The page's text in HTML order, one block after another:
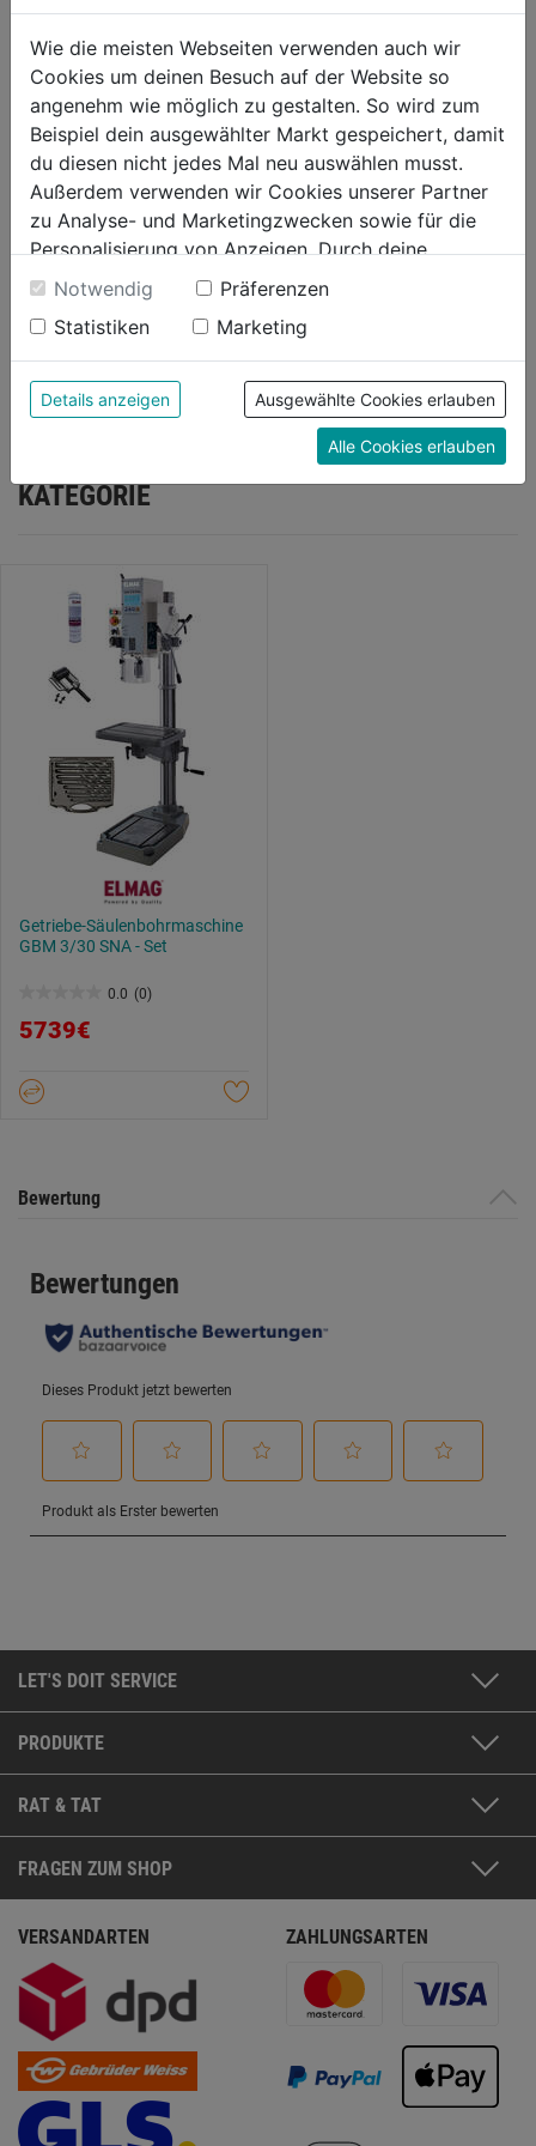
Bohrtiefenskala und -anschlag,
Leichtgängiger, präziser
Kreuztisch mit T-Nuten und
Kühlmittelrinne, Integriertes
Kühlmittelsystem mit Rücklauf,
Tank im Maschinensockel, Not-
Aus-Taster /
Nullspannungsauslöser
Produktinformationen
WEITERE PRODUKTE AUS DIESER
KATEGORIE
Getriebe-Säulenbohrmaschine
GBM 3/30 SNA - Set
0.0 (0)
von
Sternen.
5739€
Bewertung
LET'S DOIT SERVICE
PRODUKTE
RAT & TAT
FRAGEN ZUM SHOP
VERSANDARTEN ZAHLUNGSARTEN
Wie die meisten Webseiten verwenden auch wir
Cookies um deinen Besuch auf der Website so
angenehm wie möglich zu gestalten. So wird zum
Beispiel dein ausgewählter Markt gespeichert, damit
du diesen nicht jedes Mal neu auswählen musst.
Außerdem verwenden wir Cookies unserer Partner
zu Analyse- und Marketingzwecken sowie für die
Personalisierung von Anzeigen. Durch deine
Einwilligung werden die Daten von Drittanbieter,
unter anderem auch in den USA, verarbeitet.
Durch Klick auf "Alle Cookies erlauben" stimmst du
der Verwendung aller Cookies zu. Unter "Details
anzeigen" findest du alle Infos zu den
unterschiedlichen Cookies, unter "Cookies
Konfigurieren" kannst du auswählen, welche Cookies
du zulassen möchtest und welche nicht.
Weitere Informationen findest du in unserer
Notwendig
Präferenzen
Statistiken
Marketing
Details anzeigen Ausgewählte Cookies erlauben
Alle Cookies erlauben